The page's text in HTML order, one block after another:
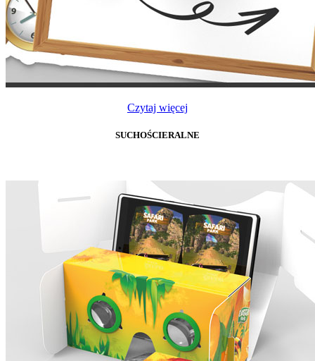
Czytaj więcej
SUCHOŚCIERALNE